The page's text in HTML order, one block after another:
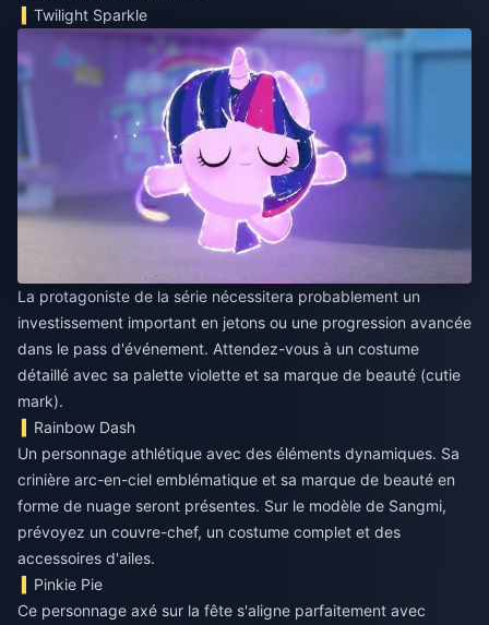
Twilight Sparkle
La protagoniste de la série nécessitera probablement un
investissement important en jetons ou une progression avancée
dans le pass d'événement. Attendez-vous à un costume
détaillé avec sa palette violette et sa marque de beauté (cutie
mark).
Rainbow Dash
Un personnage athlétique avec des éléments dynamiques. Sa
crinière arc-en-ciel emblématique et sa marque de beauté en
forme de nuage seront présentes. Sur le modèle de Sangmi,
prévoyez un couvre-chef, un costume complet et des
accessoires d'ailes.
Pinkie Pie
Ce personnage axé sur la fête s'aligne parfaitement avec